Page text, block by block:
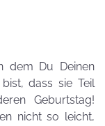
dem Du Deinen
dass sie Teil
Geburtstag!
nicht so leicht,